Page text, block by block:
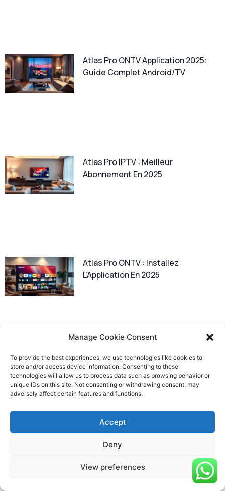
Manage Cookie Consent
To provide the best experiences, we use technologies like cookies to
store and/or access device information. Consenting to these
technologies will allow us to process data such as browsing behavior or
unique IDs on this site. Not consenting or withdrawing consent, may
adversely affect certain features and functions.
Accept
Deny
View preferences
Atlas Pro ONTV Application 2025:
Guide Complet Android/TV
Atlas Pro IPTV : Meilleur
Abonnement En 2025
Atlas Pro ONTV : Installez
L’Application En 2025
AtlasPro ONTV : L’App IPTV À
Télécharger En 2025
Atlas Pro APK 2025 : Télécharger La